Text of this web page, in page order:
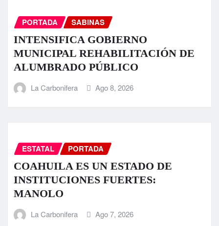
PORTADA SABINAS
INTENSIFICA GOBIERNO
MUNICIPAL REHABILITACIÓN DE
ALUMBRADO PÚBLICO
La Carbonifera Ago 8, 2026
ESTATAL PORTADA
COAHUILA ES UN ESTADO DE
INSTITUCIONES FUERTES:
MANOLO
La Carbonifera Ago 7, 2026